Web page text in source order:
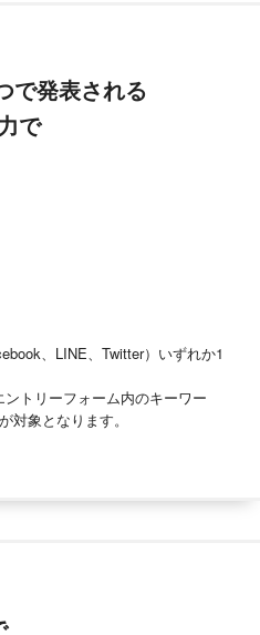
で発表される
で
、LINE、Twitter）いずれか1
トリーフォーム内のキーワー
象となります。